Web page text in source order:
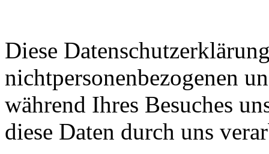
Diese
nichtpersonenbezogenen
während Ihres Besuches
diese Daten durch uns